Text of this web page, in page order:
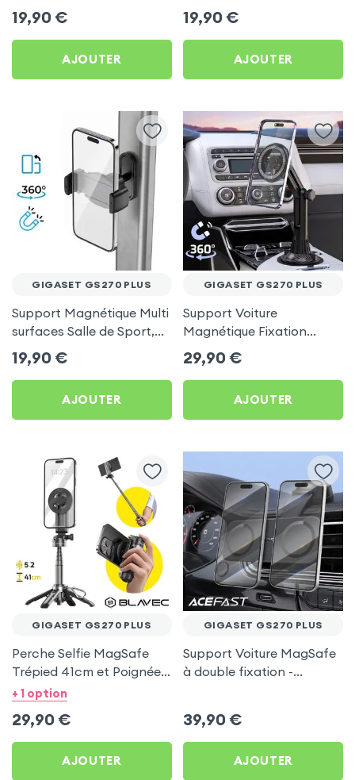
19,90 €
AJOUTER
19,90 €
AJOUTER
GIGASET GS270 PLUS
Support Magnétique Multi
surfaces Salle de Sport,
frigo pour Gigaset GS270
Plus
19,90 €
AJOUTER
GIGASET GS270 PLUS
Support Voiture
Magnétique Fixation
Porte-gobelet pour
Gigaset GS270 Plus
29,90 €
AJOUTER
GIGASET GS270 PLUS
Perche Selfie MagSafe
Trépied 41cm et Poignée
Grip - Noir pour Gigaset
+ 1 option
29,90 €
AJOUTER
GIGASET GS270 PLUS
Support Voiture MagSafe
à double fixation -
39,90 €
AJOUTER